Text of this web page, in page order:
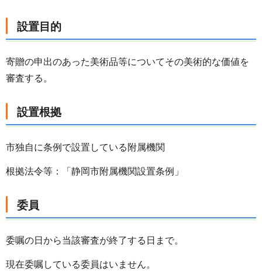
設置目的
寄贈の申出のあった美術品等についてその美術的な価値を
審査する。
設置根拠
市独自に条例で設置している附属機関
根拠法令等：「静岡市附属機関設置条例」
委員
委嘱の日から当該審査が終了する日まで。
現在委嘱している委員はいません。